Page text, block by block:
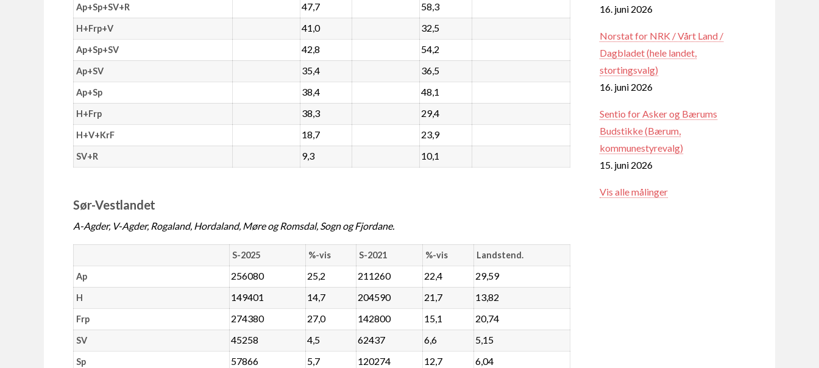
Ap+Sp+SV+R 47,7 58,3
H+Frp+V 41,0 32,5
Ap+Sp+SV 42,8 54,2
Ap+SV 35,4 36,5
Ap+Sp 38,4 48,1
H+Frp 38,3 29,4
H+V+KrF 18,7 23,9
SV+R 9,3 10,1
Sør-Vestlandet
A-Agder, V-Agder, Rogaland, Hordaland, Møre og Romsdal, Sogn og Fjordane.
S-2025 %-vis S-2021 %-vis Landstend.
Ap 256080 25,2 211260 22,4 29,59
H 149401 14,7 204590 21,7 13,82
Frp 274380 27,0 142800 15,1 20,74
SV 45258 4,5 62437 6,6 5,15
Sp 57866 5,7 120274 12,7 6,04
16. juni 2026
Norstat for NRK / Vårt Land /
Dagbladet (hele landet,
stortingsvalg)
16. juni 2026
Sentio for Asker og Bærums
Budstikke (Bærum,
kommunestyrevalg)
15. juni 2026
Vis alle målinger